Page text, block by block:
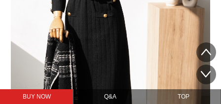
BUY NOW Q&A TOP